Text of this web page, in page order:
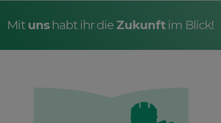
Mit unshabt ihr die Zukunftim Blick!